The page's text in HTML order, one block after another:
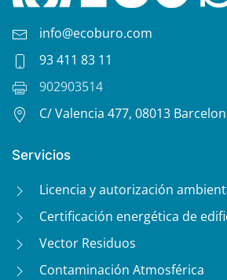
info@ecoburo.com
93 411 83 11
902903514
C/ Valencia 477, 08013
Servicios
Licencia y autorización
Certificación energética de
Vector Residuos
Contaminación Atmosférica